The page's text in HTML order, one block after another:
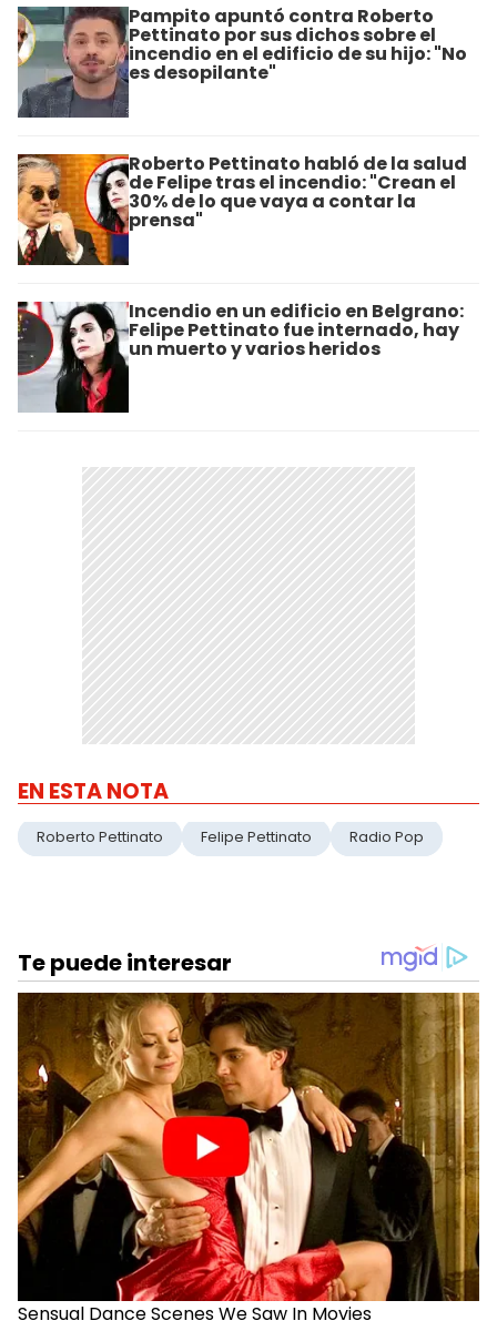
Pampito apuntó contra Roberto
Pettinato por sus dichos sobre el
incendio en el edificio de su hijo: "No
es desopilante"
Roberto Pettinato habló de la salud
de Felipe tras el incendio: "Crean el
30% de lo que vaya a contar la
prensa"
Incendio en un edificio en Belgrano:
Felipe Pettinato fue internado, hay
un muerto y varios heridos
EN ESTA NOTA
Roberto Pettinato Felipe Pettinato Radio Pop